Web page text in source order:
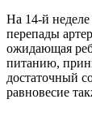
На 14-й неделе
перепады
ожидающая
питанию,
достаточный
равновесие